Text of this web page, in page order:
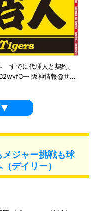
すでに代理人と契約、
阪神情報@サ...
ジャー挑戦も球
デイリー）